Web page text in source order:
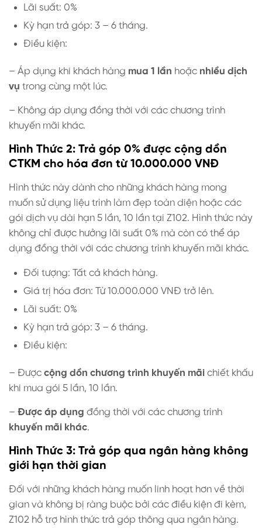
Lãi suất: 0%
Kỳ hạn trả góp: 3 – 6 tháng.
Điều kiện:
– Áp dụng khi khách hàng mua 1 lần hoặc nhiều dịch
vụ trong cùng một lúc.
– Không áp dụng đồng thời với các chương trình
khuyến mãi khác.
Hình Thức 2: Trả góp 0% được cộng dồn
CTKM cho hóa đơn từ 10.000.000 VNĐ
Hình thức này dành cho những khách hàng mong
muốn sử dụng liệu trình làm đẹp toàn diện hoặc các
gói dịch vụ dài hạn 5 lần, 10 lần tại Z102. Hình thức này
không chỉ được hưởng lãi suất 0% mà còn có thể áp
dụng đồng thời với các chương trình khuyến mãi khác.
Đối tượng: Tất cả khách hàng.
Giá trị hóa đơn: Từ 10.000.000 VNĐ trở lên.
Lãi suất: 0%
Kỳ hạn trả góp: 3 – 6 tháng.
Điều kiện:
– Được cộng dồn chương trình khuyến mãi chiết khấu
khi mua gói 5 lần, 10 lần.
– Được áp dụng đồng thời với các chương trình
khuyến mãi khác.
Hình Thức 3: Trả góp qua ngân hàng không
giới hạn thời gian
Đối với những khách hàng muốn linh hoạt hơn về thời
gian và không bị ràng buộc bởi các điều kiện đi kèm,
Z102 hỗ trợ hình thức trả góp thông qua ngân hàng.